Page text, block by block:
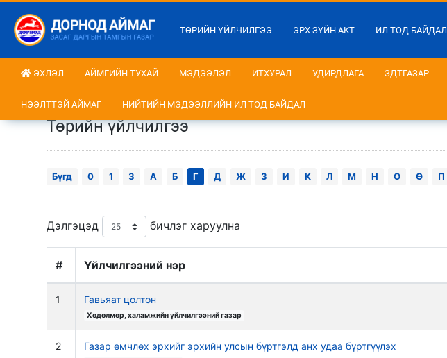
ТӨРИЙН ҮЙЛЧИЛГЭЭ ЭРХ ЗҮЙН АКТ ИЛ ТОД БАЙДАЛ
ЭХЛЭЛ АЙМГИЙН ТУХАЙ МЭДЭЭЛЭЛ ИТХУРАЛ УДИРДЛАГА ЗДТГАЗАР
НЭЭЛТТЭЙ АЙМАГ НИЙТИЙН МЭДЭЭЛЛИЙН ИЛ ТОД БАЙДАЛ
Төрийн үйлчилгээ
Бүгд 0 1 3 А Б Г Д Ж З И К Л М Н О Ө П
Дэлгэцэд бичлэг харуулна
# Үйлчилгээний нэр
1 Гавьяат цолтон
Хөдөлмөр, халамжийн үйлчилгээний газар
2 Газар өмчлөх эрхийг эрхийн улсын бүртгэлд анх удаа бүртгүүлэх